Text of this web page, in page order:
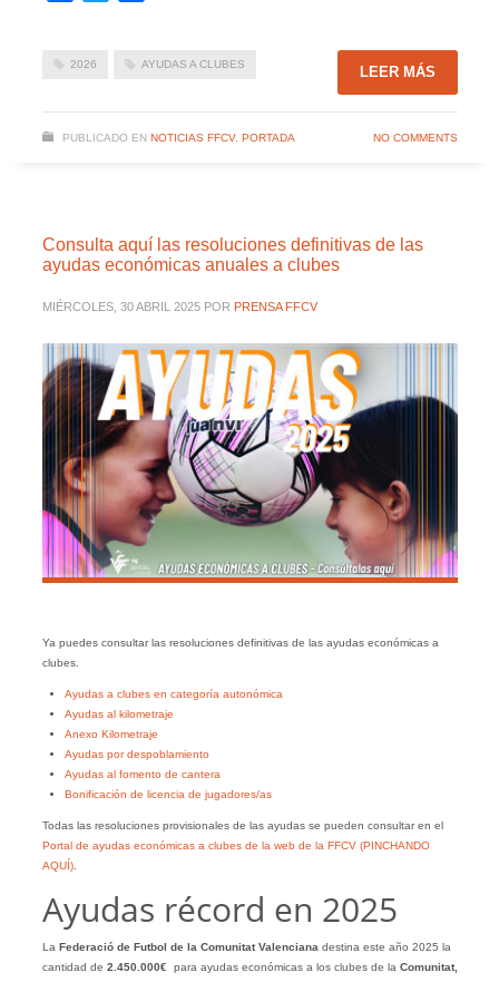
2026 AYUDAS A CLUBES LEER MÁS
PUBLICADO EN NOTICIAS FFCV, PORTADA NO COMMENTS
Consulta aquí las resoluciones definitivas de las
ayudas económicas anuales a clubes
MIÉRCOLES, 30 ABRIL 2025 POR PRENSA FFCV
Ya puedes consultar las resoluciones definitivas de las ayudas económicas a
clubes.
Ayudas a clubes en categoría autonómica
Ayudas al kilometraje
Anexo Kilometraje
Ayudas por despoblamiento
Ayudas al fomento de cantera
Bonificación de licencia de jugadores/as
Todas las resoluciones provisionales de las ayudas se pueden consultar en el
Portal de ayudas económicas a clubes de la web de la FFCV (PINCHANDO
AQUÍ).
Ayudas récord en 2025
La Federació de Futbol de la Comunitat Valenciana destina este año 2025 la
cantidad de 2.450.000€ para ayudas económicas a los clubes de la Comunitat,